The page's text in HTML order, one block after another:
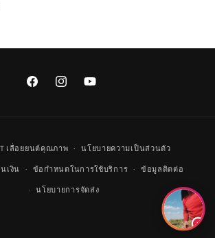
FacebookInstagramYouTube
การ
ชำระ
เงิน
เลื่อยยนต์คุณภาพ นโยบายความเป็นส่วนตัว
เงิน ข้อกำหนดในการใช้บริการ ข้อมูลติดต่อ
นโยบายการจัดส่ง